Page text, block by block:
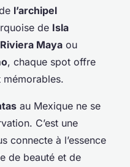
l’archipel
de Isla
Riviera Maya ou
, chaque spot offre
mémorables.
au Mexique ne se
C’est une
connecte à l’essence
de beauté et de